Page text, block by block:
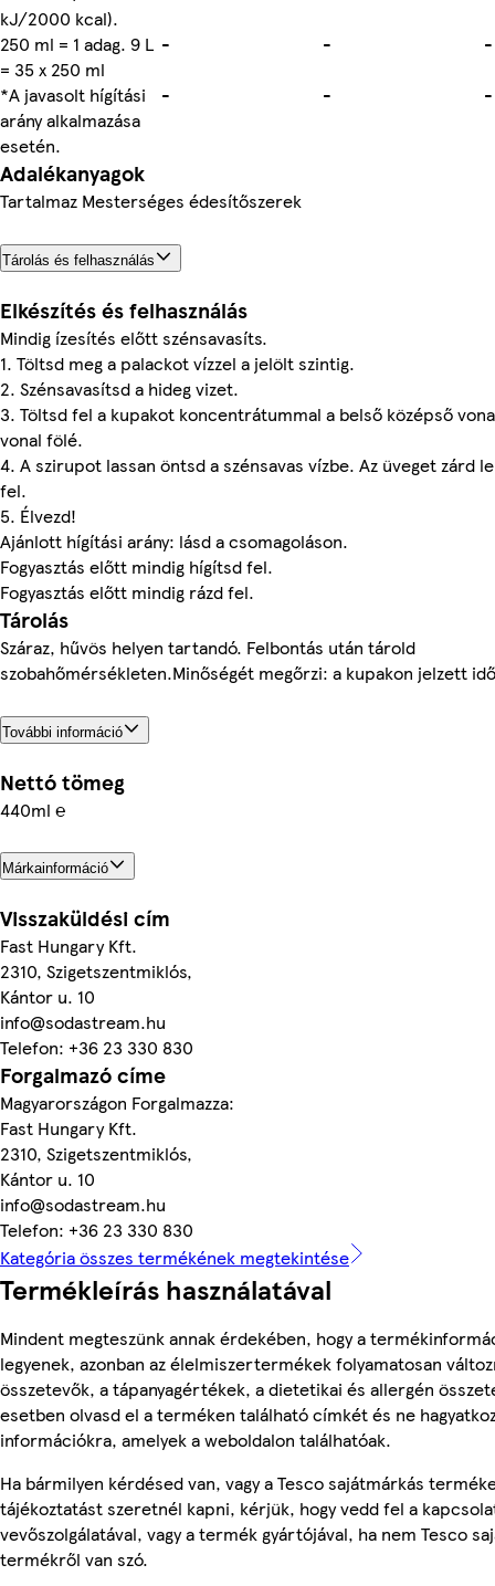
kJ/2000 kcal).
250 ml = 1 adag. 9 L
= 35 x 250 ml
- -
-
*A javasolt hígítási
arány alkalmazása
esetén.
- - -
Adalékanyagok
Tartalmaz Mesterséges édesítőszerek
Tárolás és felhasználás
Elkészítés és felhasználás
Mindig ízesítés előtt szénsavasíts.
1. Töltsd meg a palackot vízzel a jelölt szintig.
2. Szénsavasítsd a hideg vizet.
3. Töltsd fel a kupakot koncentrátummal a belső középső
vonal fölé.
4. A szirupot lassan öntsd a szénsavas vízbe. Az üveget zárd
fel.
5. Élvezd!
Ajánlott hígítási arány: lásd a csomagoláson.
Fogyasztás előtt mindig hígítsd fel.
Fogyasztás előtt mindig rázd fel.
Tárolás
Száraz, hűvös helyen tartandó. Felbontás után tárold
szobahőmérsékleten.Minőségét megőrzi: a kupakon jelzett
További információ
Nettó tömeg
440ml ℮
Márkainformáció
Visszaküldési cím
Fast Hungary Kft.
2310, Szigetszentmiklós,
Kántor u. 10
info@sodastream.hu
Telefon: +36 23 330 830
Forgalmazó címe
Magyarországon Forgalmazza:
Fast Hungary Kft.
2310, Szigetszentmiklós,
Kántor u. 10
info@sodastream.hu
Telefon: +36 23 330 830
Kategória összes termékének megtekintése
Termékleírás használatával
Mindent megteszünk annak érdekében, hogy a
legyenek, azonban az élelmiszertermékek folyamatosan
összetevők, a tápanyagértékek, a dietetikai és allergén
esetben olvasd el a terméken található címkét és ne
információkra, amelyek a weboldalon találhatóak.
Ha bármilyen kérdésed van, vagy a Tesco sajátmárkás
tájékoztatást szeretnél kapni, kérjük, hogy vedd fel a
vevőszolgálatával, vagy a termék gyártójával, ha nem Tesco
termékről van szó.